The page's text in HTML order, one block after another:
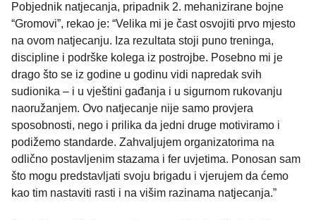
Pobjednik natjecanja, pripadnik 2. mehanizirane bojne
“Gromovi”, rekao je: “Velika mi je čast osvojiti prvo mjesto
na ovom natjecanju. Iza rezultata stoji puno treninga,
discipline i podrške kolega iz postrojbe. Posebno mi je
drago što se iz godine u godinu vidi napredak svih
sudionika – i u vještini gađanja i u sigurnom rukovanju
naoružanjem. Ovo natjecanje nije samo provjera
sposobnosti, nego i prilika da jedni druge motiviramo i
podižemo standarde. Zahvaljujem organizatorima na
odlično postavljenim stazama i fer uvjetima. Ponosan sam
što mogu predstavljati svoju brigadu i vjerujem da ćemo
kao tim nastaviti rasti i na višim razinama natjecanja.”